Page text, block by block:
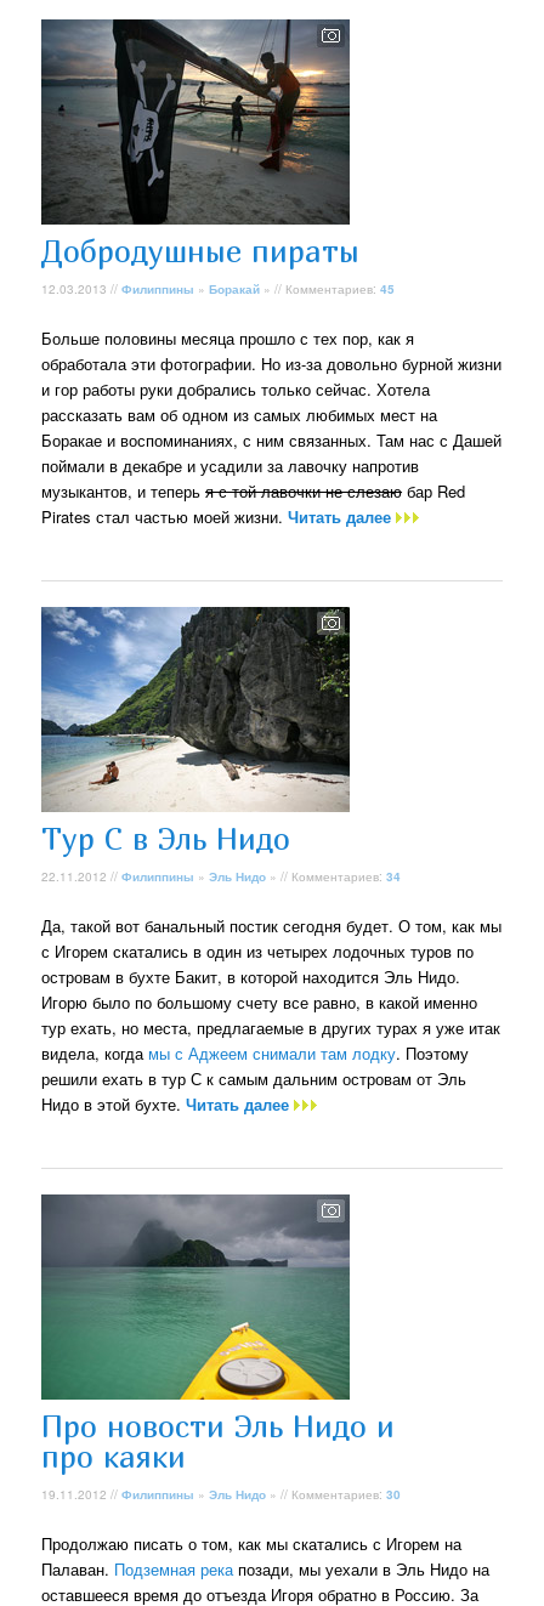
Добродушные пираты
12.03.2013 //Филиппины »Боракай » // Комментариев:45
Больше половины месяца прошло с тех пор, как я
обработала эти фотографии. Но из-за довольно бурной жизни
и гор работы руки добрались только сейчас. Хотела
рассказать вам об одном из самых любимых мест на
Боракае и воспоминаниях, с ним связанных. Там нас с Дашей
поймали в декабре и усадили за лавочку напротив
музыкантов, и теперья с той лавочки не слезаю бар Red
Pirates стал частью моей жизни.Читать далее
Тур С в Эль Нидо
22.11.2012 //Филиппины »Эль Нидо » // Комментариев:34
Да, такой вот банальный постик сегодня будет. О том, как мы
с Игорем скатались в один из четырех лодочных туров по
островам в бухте Бакит, в которой находится Эль Нидо.
Игорю было по большому счету все равно, в какой именно
тур ехать, но места, предлагаемые в других турах я уже итак
видела, когда мы с Аджеем снимали там лодку. Поэтому
решили ехать в тур С к самым дальним островам от Эль
Нидо в этой бухте.Читать далее
Про новости Эль Нидо и
про каяки
19.11.2012 //Филиппины »Эль Нидо » // Комментариев:30
Продолжаю писать о том, как мы скатались с Игорем на
Палаван. Подземная река позади, мы уехали в Эль Нидо на
оставшееся время до отъезда Игоря обратно в Россию. За